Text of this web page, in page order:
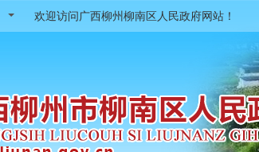
欢迎访问广西柳州柳南区人民政府网站！